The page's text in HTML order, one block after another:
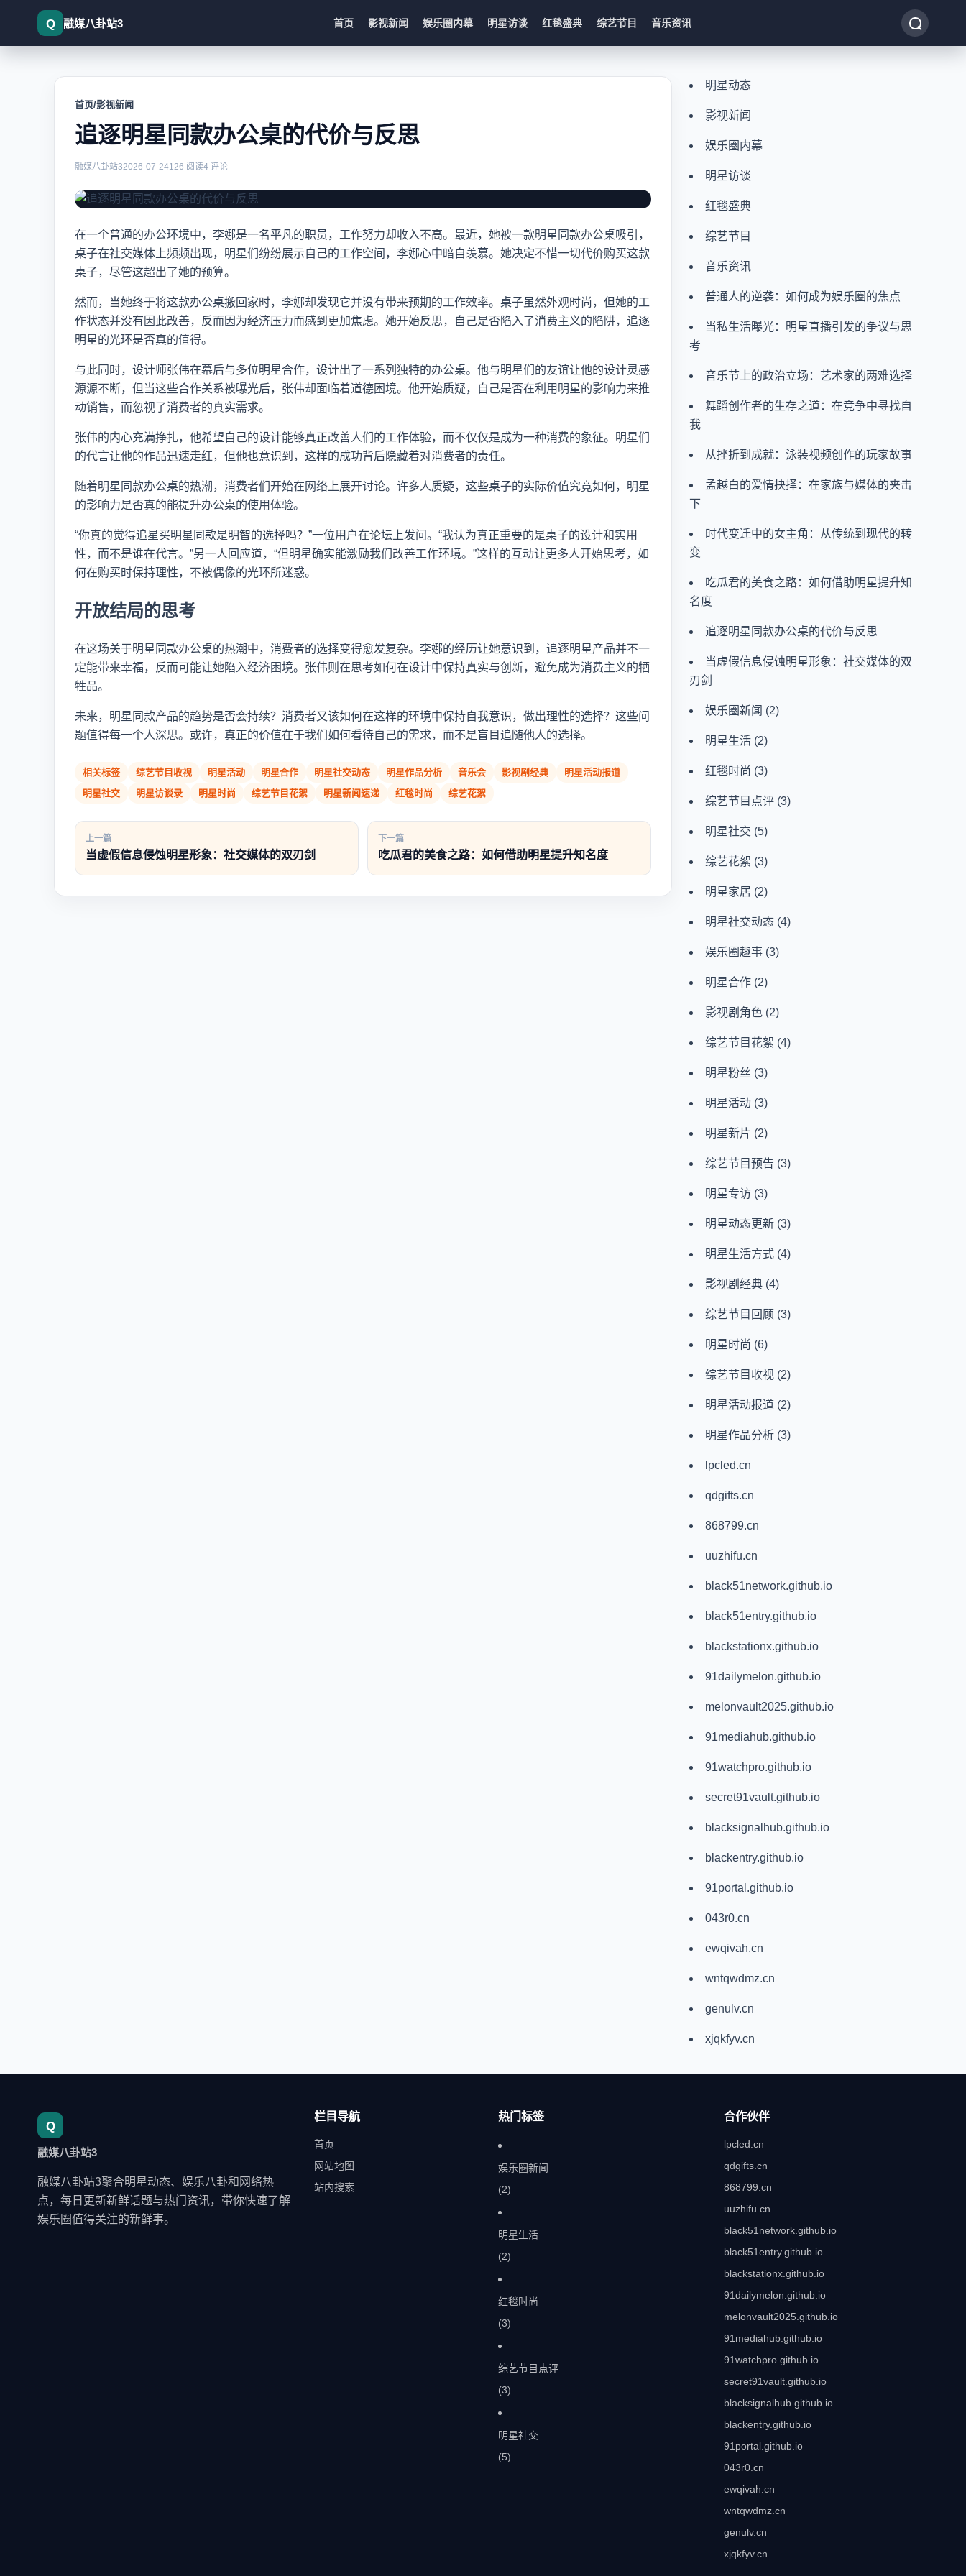
融媒八卦站3 首页 影视新闻 娱乐圈内幕 明星访谈 红毯盛典 综艺节目 音乐资讯
首页/影视新闻
追逐明星同款办公桌的代价与反思
融媒八卦站32026-07-24126 阅读4 评论
在一个普通的办公环境中，李娜是一名平凡的职员，工作努力却收入不高。最近，她被一款明星同款办公桌吸引，
桌子在社交媒体上频频出现，明星们纷纷展示自己的工作空间，李娜心中暗自羡慕。她决定不惜一切代价购买这款
桌子，尽管这超出了她的预算。
然而，当她终于将这款办公桌搬回家时，李娜却发现它并没有带来预期的工作效率。桌子虽然外观时尚，但她的工
作状态并没有因此改善，反而因为经济压力而感到更加焦虑。她开始反思，自己是否陷入了消费主义的陷阱，追逐
明星的光环是否真的值得。
与此同时，设计师张伟在幕后与多位明星合作，设计出了一系列独特的办公桌。他与明星们的友谊让他的设计灵感
源源不断，但当这些合作关系被曝光后，张伟却面临着道德困境。他开始质疑，自己是否在利用明星的影响力来推
动销售，而忽视了消费者的真实需求。
张伟的内心充满挣扎，他希望自己的设计能够真正改善人们的工作体验，而不仅仅是成为一种消费的象征。明星们
的代言让他的作品迅速走红，但他也意识到，这样的成功背后隐藏着对消费者的责任。
随着明星同款办公桌的热潮，消费者们开始在网络上展开讨论。许多人质疑，这些桌子的实际价值究竟如何，明星
的影响力是否真的能提升办公桌的使用体验。
“你真的觉得追星买明星同款是明智的选择吗？”一位用户在论坛上发问。“我认为真正重要的是桌子的设计和实用
性，而不是谁在代言。”另一人回应道，“但明星确实能激励我们改善工作环境。”这样的互动让更多人开始思考，如
何在购买时保持理性，不被偶像的光环所迷惑。
开放结局的思考
在这场关于明星同款办公桌的热潮中，消费者的选择变得愈发复杂。李娜的经历让她意识到，追逐明星产品并不一
定能带来幸福，反而可能让她陷入经济困境。张伟则在思考如何在设计中保持真实与创新，避免成为消费主义的牺
牲品。
未来，明星同款产品的趋势是否会持续？消费者又该如何在这样的环境中保持自我意识，做出理性的选择？这些问
题值得每一个人深思。或许，真正的价值在于我们如何看待自己的需求，而不是盲目追随他人的选择。
相关标签 综艺节目收视 明星活动 明星合作 明星社交动态 明星作品分析 音乐会 影视剧经典
明星活动报道
明星社交
明星访谈录 明星时尚 综艺节目花絮 明星新闻速递 红毯时尚 综艺花絮
上一篇
当虚假信息侵蚀明星形象：社交媒体的双刃剑
下一篇
吃瓜君的美食之路：如何借助明星提升知名度
明星动态
影视新闻
娱乐圈内幕
明星访谈
红毯盛典
综艺节目
音乐资讯
普通人的逆袭：如何成为娱乐圈的焦点
当私生活曝光：明星直播引发的争议与思
考
音乐节上的政治立场：艺术家的两难选择
舞蹈创作者的生存之道：在竞争中寻找自
我
从挫折到成就：泳装视频创作的玩家故事
孟越白的爱情抉择：在家族与媒体的夹击
下
时代变迁中的女主角：从传统到现代的转
变
吃瓜君的美食之路：如何借助明星提升知
名度
追逐明星同款办公桌的代价与反思
当虚假信息侵蚀明星形象：社交媒体的双
刃剑
娱乐圈新闻 (2)
明星生活 (2)
红毯时尚 (3)
综艺节目点评 (3)
明星社交 (5)
综艺花絮 (3)
明星家居 (2)
明星社交动态 (4)
娱乐圈趣事 (3)
明星合作 (2)
影视剧角色 (2)
综艺节目花絮 (4)
明星粉丝 (3)
明星活动 (3)
明星新片 (2)
综艺节目预告 (3)
明星专访 (3)
明星动态更新 (3)
明星生活方式 (4)
影视剧经典 (4)
综艺节目回顾 (3)
明星时尚 (6)
综艺节目收视 (2)
明星活动报道 (2)
明星作品分析 (3)
lpcled.cn
qdgifts.cn
868799.cn
uuzhifu.cn
black51network.github.io
black51entry.github.io
blackstationx.github.io
91dailymelon.github.io
melonvault2025.github.io
91mediahub.github.io
91watchpro.github.io
secret91vault.github.io
blacksignalhub.github.io
blackentry.github.io
91portal.github.io
043r0.cn
ewqivah.cn
wntqwdmz.cn
genulv.cn
xjqkfyv.cn
融媒八卦站3
融媒八卦站3聚合明星动态、娱乐八卦和网络热
点，每日更新新鲜话题与热门资讯，带你快速了解
娱乐圈值得关注的新鲜事。
栏目导航
首页
网站地图
站内搜索
热门标签
娱乐圈新闻
(2)
明星生活
(2)
红毯时尚
(3)
综艺节目点评
(3)
明星社交
(5)
合作伙伴
lpcled.cn
qdgifts.cn
868799.cn
uuzhifu.cn
black51network.github.io
black51entry.github.io
blackstationx.github.io
91dailymelon.github.io
melonvault2025.github.io
91mediahub.github.io
91watchpro.github.io
secret91vault.github.io
blacksignalhub.github.io
blackentry.github.io
91portal.github.io
043r0.cn
ewqivah.cn
wntqwdmz.cn
genulv.cn
xjqkfyv.cn